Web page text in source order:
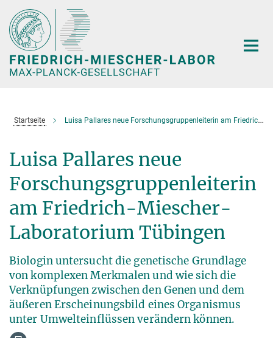
Hauptinhalt
Startseite Luisa Pallares neue Forschungsgruppenleiterin am Friedrich-Miescher-Laboratorium Tübingen
Luisa Pallares neue
Forschungsgruppenleiterin
am Friedrich-Miescher-
Laboratorium Tübingen
Biologin untersucht die genetische Grundlage
von komplexen Merkmalen und wie sich die
Verknüpfungen zwischen den Genen und dem
äußeren Erscheinungsbild eines Organismus
unter Umwelteinflüssen verändern können.